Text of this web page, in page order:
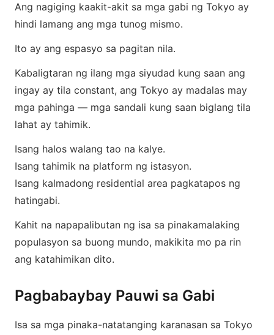
Ang nagiging kaakit-akit sa mga gabi ng Tokyo ay
hindi lamang ang mga tunog mismo.
Ito ay ang espasyo sa pagitan nila.
Kabaligtaran ng ilang mga siyudad kung saan ang
ingay ay tila constant, ang Tokyo ay madalas may
mga pahinga — mga sandali kung saan biglang tila
lahat ay tahimik.
Isang halos walang tao na kalye.
Isang tahimik na platform ng istasyon.
Isang kalmadong residential area pagkatapos ng
hatingabi.
Kahit na napapalibutan ng isa sa pinakamalaking
populasyon sa buong mundo, makikita mo pa rin
ang katahimikan dito.
Pagbabaybay Pauwi sa Gabi
Isa sa mga pinaka-natatanging karanasan sa Tokyo